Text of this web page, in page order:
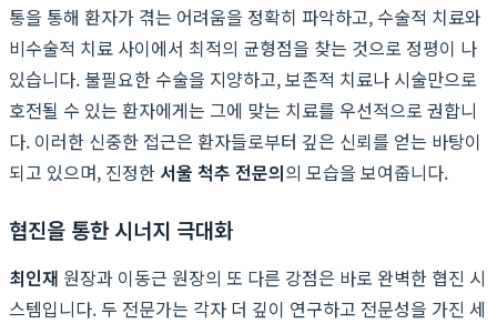
통을 통해 환자가 겪는 어려움을 정확히 파악하고, 수술적 치료와
비수술적 치료 사이에서 최적의 균형점을 찾는 것으로 정평이 나
있습니다. 불필요한 수술을 지양하고, 보존적 치료나 시술만으로
호전될 수 있는 환자에게는 그에 맞는 치료를 우선적으로 권합니
다. 이러한 신중한 접근은 환자들로부터 깊은 신뢰를 얻는 바탕이
되고 있으며, 진정한 서울 척추 전문의의 모습을 보여줍니다.
협진을 통한 시너지 극대화
최인재 원장과 이동근 원장의 또 다른 강점은 바로 완벽한 협진 시
스템입니다. 두 전문가는 각자 더 깊이 연구하고 전문성을 가진 세